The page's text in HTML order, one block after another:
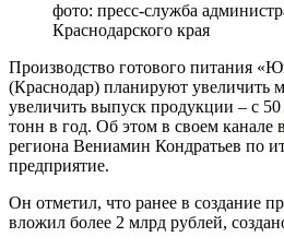
фото: пресс-служба
Краснодарского края
Производство готового питания
(Краснодар) планируют увеличить
увеличить выпуск продукции – с
тонн в год. Об этом в своем канале в
региона Вениамин Кондратьев по
предприятие.
Он отметил, что ранее в создание
вложил более 2 млрд рублей,